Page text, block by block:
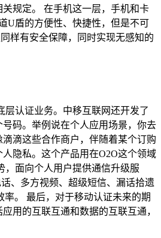
规定。 在手机这一层，手机和卡
U盾的方便性、快捷性，但是不可
样有安全保障，同时实现无感知的
认证业务。中移互联网还开发了
码。举例说在个人应用场景，你去
滴这些合作商户，伴随着某个订购
隐私。这个产品用在O2O这个领域
，面向个人用户提供通信升级服
、多方视频、超级短信、漏话拾遗
。 最后，对于移动认证未来的期
用的互联互通和数据的互联互通，